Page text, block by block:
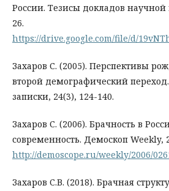
России. Тезисы докладов
26.
https://drive.google.com/file/d/
Захаров С. (2005). Перспективы
второй демографический
записки, 24(3), 124-140.
Захаров С. (2006). Брачность в
современность. Демоскоп Weekly,
http://demoscope.ru/weekly/2006/
Захаров С.В. (2018). Брачная